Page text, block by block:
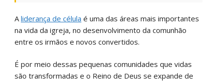
p
p
m o
k
A liderança de célula é uma das áreas mais importantes
na vida da igreja, no desenvolvimento da comunhão
entre os irmãos e novos convertidos.
É por meio dessas pequenas comunidades que vidas
são transformadas e o Reino de Deus se expande de